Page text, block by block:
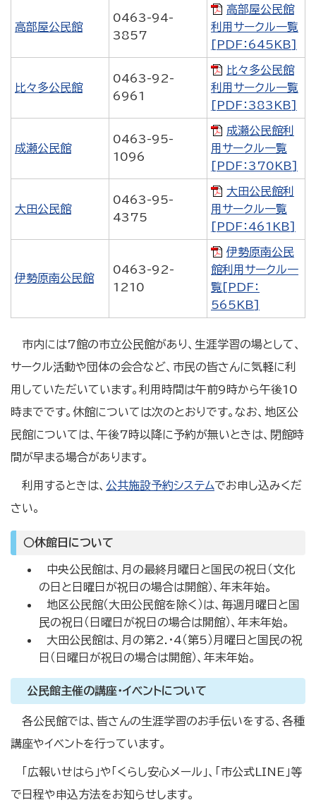
高部屋公民館
0463-94-
3857
高部屋公民館
利用サークル一覧
[PDF：645KB]
比々多公民館
0463-92-
6961
比々多公民館
利用サークル一覧
[PDF：383KB]
成瀬公民館
0463-95-
1096
成瀬公民館利
用サークル一覧
[PDF：370KB]
大田公民館
0463-95-
4375
大田公民館利
用サークル一覧
[PDF：461KB]
伊勢原南公民館
0463-92-
1210
伊勢原南公民
館利用サークル一
覧[PDF：
565KB]
市内には7館の市立公民館があり、生涯学習の場として、
サークル活動や団体の会合など、市民の皆さんに気軽に利
用していただいています。利用時間は午前9時から午後10
時までです。休館については次のとおりです。なお、地区公
民館については、午後7時以降に予約が無いときは、閉館時
間が早まる場合があります。
利用するときは、 公共施設予約システムでお申し込みくだ
さい。
○休館日について
中央公民館は、月の最終月曜日と国民の祝日（文化
の日と日曜日が祝日の場合は開館）、年末年始。
地区公民館（大田公民館を除く）は、毎週月曜日と国
民の祝日（日曜日が祝日の場合は開館）、年末年始。
大田公民館は、月の第2.・4（第5）月曜日と国民の祝
日（日曜日が祝日の場合は開館）、年末年始。
公民館主催の講座・イベントについて
各公民館では、皆さんの生涯学習のお手伝いをする、各種
講座やイベントを行っています。
「広報いせはら」や「くらし安心メール」、「市公式LINE」等
で日程や申込方法をお知らせします。